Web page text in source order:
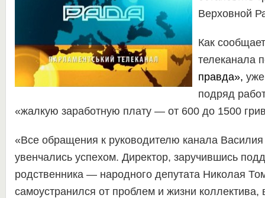
Верховной
Как
телеканала
правда»,
подряд
«жалкую заработную плату — от 600 до 1500
«Все обращения к руководителю канала
увенчались успехом. Директор, заручившись
родственника — народного депутата Николая
самоустранился от проблем и жизни коллектива,